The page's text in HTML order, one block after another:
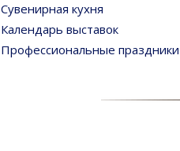
Сувенирная кухня
Календарь выставок
Профессиональные праздники